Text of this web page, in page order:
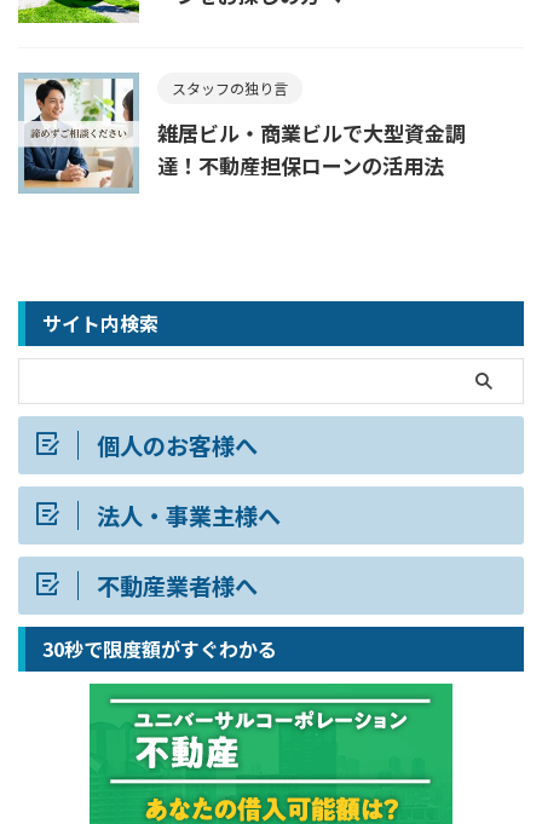
スタッフの独り言
雑居ビル・商業ビルで大型資金調
達！不動産担保ローンの活用法
サイト内検索
個人のお客様へ
法人・事業主様へ
不動産業者様へ
30秒で限度額がすぐわかる